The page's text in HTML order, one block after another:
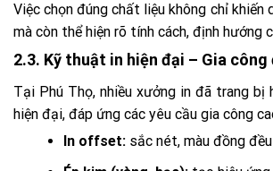
Việc chọn đúng chất liệu không chỉ khiến
mà còn thể hiện rõ tính cách, định hướng
2.3. Kỹ thuật in hiện đại – Gia công
Tại Phú Thọ, nhiều xưởng in đã trang bị
hiện đại, đáp ứng các yêu cầu gia công
In offset:sắc nét, màu đồng đều